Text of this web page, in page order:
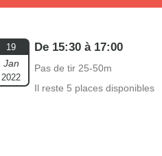
19
Jan
2022
De 15:30 à 17:00
Pas de tir 25-50m
Il reste 5 places disponibles